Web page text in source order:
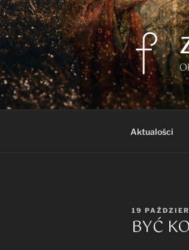
Przejdź
do
treści
Aktualości
W
19
BYĆ